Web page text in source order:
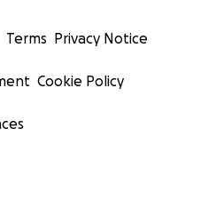
Terms Privacy Notice
Cookie Policy